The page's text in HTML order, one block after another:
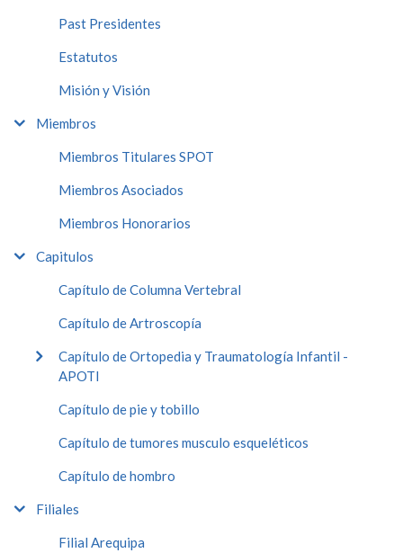
Past Presidentes
Estatutos
Misión y Visión
Miembros
Miembros Titulares SPOT
Miembros Asociados
Miembros Honorarios
Capitulos
Capítulo de Columna Vertebral
Capítulo de Artroscopía
Capítulo de Ortopedia y Traumatología Infantil -
APOTI
Capítulo de pie y tobillo
Capítulo de tumores musculo esqueléticos
Capítulo de hombro
Filiales
Filial Arequipa